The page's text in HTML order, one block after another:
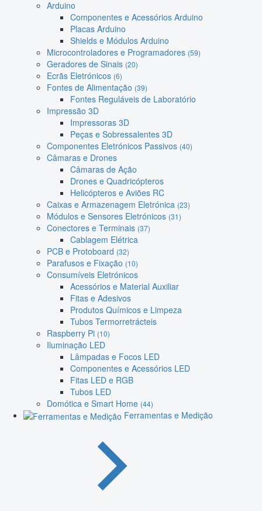
Arduino
Componentes e Acessórios Arduino
Placas Arduino
Shields e Módulos Arduino
Microcontroladores e Programadores (59)
Geradores de Sinais (20)
Ecrãs Eletrónicos (6)
Fontes de Alimentação (39)
Fontes Reguláveis de Laboratório
Impressão 3D
Impressoras 3D
Peças e Sobressalentes 3D
Componentes Eletrónicos Passivos (40)
Câmaras e Drones
Câmaras de Ação
Drones e Quadricópteros
Helicópteros e Aviões RC
Caixas e Armazenagem Eletrónica (23)
Módulos e Sensores Eletrónicos (31)
Conectores e Terminais (37)
Cablagem Elétrica
PCB e Protoboard (32)
Parafusos e Fixação (10)
Consumíveis Eletrónicos
Acessórios e Material Auxiliar
Fitas e Adesivos
Produtos Químicos e Limpeza
Tubos Termorretrácteis
Raspberry Pi (10)
Iluminação LED
Lâmpadas e Focos LED
Componentes e Acessórios LED
Fitas LED e RGB
Tubos LED
Domótica e Smart Home (44)
Ferramentas e Medição